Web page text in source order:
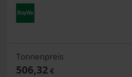
Tonnenpreis
506,32 €